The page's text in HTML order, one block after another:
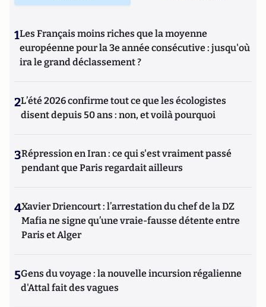
1Les Français moins riches que la moyenne
européenne pour la 3e année consécutive : jusqu'où
ira le grand déclassement ?
2L’été 2026 confirme tout ce que les écologistes
disent depuis 50 ans : non, et voilà pourquoi
3Répression en Iran : ce qui s'est vraiment passé
pendant que Paris regardait ailleurs
4Xavier Driencourt : l’arrestation du chef de la DZ
Mafia ne signe qu’une vraie-fausse détente entre
Paris et Alger
5Gens du voyage : la nouvelle incursion régalienne
d'Attal fait des vagues